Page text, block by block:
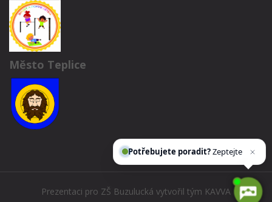
Město Teplice
Prezentaci pro ZŠ Buzulucká vytvořil tým KAVVA
Potřebujete poradit?Zeptejte se našeho